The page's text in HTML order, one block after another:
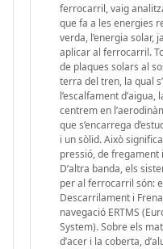
ferrocarril, vaig
que fa a les energies
verda, l’energia solar,
aplicar al ferrocarril.
de plaques solars al
terra del tren, la qual
l’escalfament d’aigua,
centrem en
que s’encarrega
i un sòlid. Això
pressió, de fregament
D’altra banda, els
per al ferrocarril són:
Descarrilament i
navegació ERTMS
System). Sobre els
d’acer i la coberta,